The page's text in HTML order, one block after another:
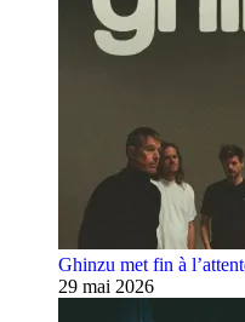
Ghinzu met fin à
29 mai 2026